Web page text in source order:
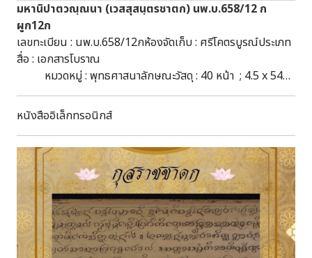
มหานิปาตวณฺณนา (เวสสุสนฺตรชาตก) นพ.บ.658/12 ก
ผูก12ก
เลขทะเบียน : นพ.บ.658/12กห้องจัดเก็บ : ศรีโคตรบูรณ์ประเภท
สื่อ : เอกสารโบราณ
หมวดหมู่ : พุทธศาสนาลักษณะวัสดุ : 40 หน้า ; 4.5 x 54
ซ.ม. : ทองทึบ-ล่องชาด-ล่องรัก ; ไม่มีไม้ประกับชื่อชุด : มัดที่ 211
(142-154) ผูก 12ก (2568)หัวเรื่อง : มหานิปาตวณฺณนา--
ธรรมอีสานภาษา : ธรรมอีสานบทคัดย่อ : มีเนื้อหาเกี่ยวกับพุทธ
ศาสนา สามารถสืบค้นได้ที่ห้องศรีโคตรบูรณ์ หอสมุดแห่งชาติ
เฉลิมพระเกียรติ สมเด็จพระนางเจ้าสิริกิติ์ พระบรมราชินีนาถ
นครพนม
หนังสืออิเล็กทรอนิกส์